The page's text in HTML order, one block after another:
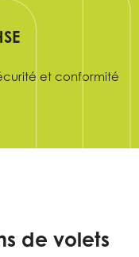
et conformité
de volets